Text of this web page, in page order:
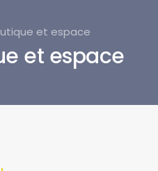
et espace
et espace